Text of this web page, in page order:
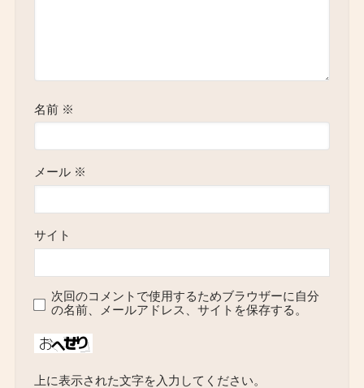
名前 ※
メール ※
サイト
次回のコメントで使用するためブラウザーに自分
の名前、メールアドレス、サイトを保存する。
上に表示された文字を入力してください。